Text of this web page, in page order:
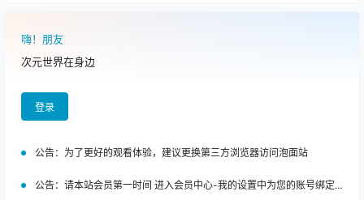
嗨！朋友
次元世界在身边
登录
公告： 为了更好的观看体验，建议更换第三方浏览器访问泡面站
公告： 请本站会员第一时间 进入会员中心-我的设置中为您的账号绑定邮箱!